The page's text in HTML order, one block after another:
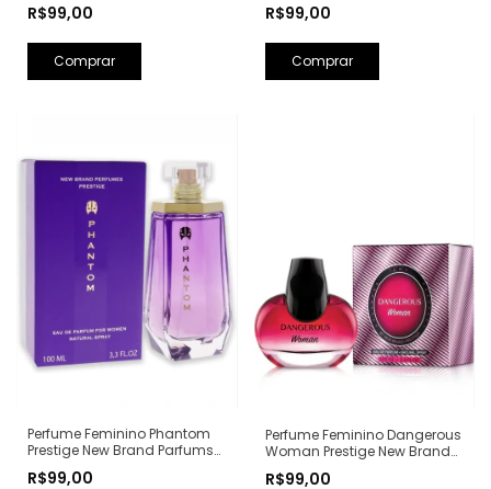
Olfativa: Pure XS For Her
R$99,00
Olfativa: Olympéa Paco
R$99,00
Perfume Feminino Phantom
Prestige New Brand Parfums
Eau de Parfum - 100ml (Ref.
Olfativa: Alien Mugler)
R$99,00
Perfume Feminino Dangerous
Woman Prestige New Brand
100ml (Ref. Olfativa: Poison
R$99,00